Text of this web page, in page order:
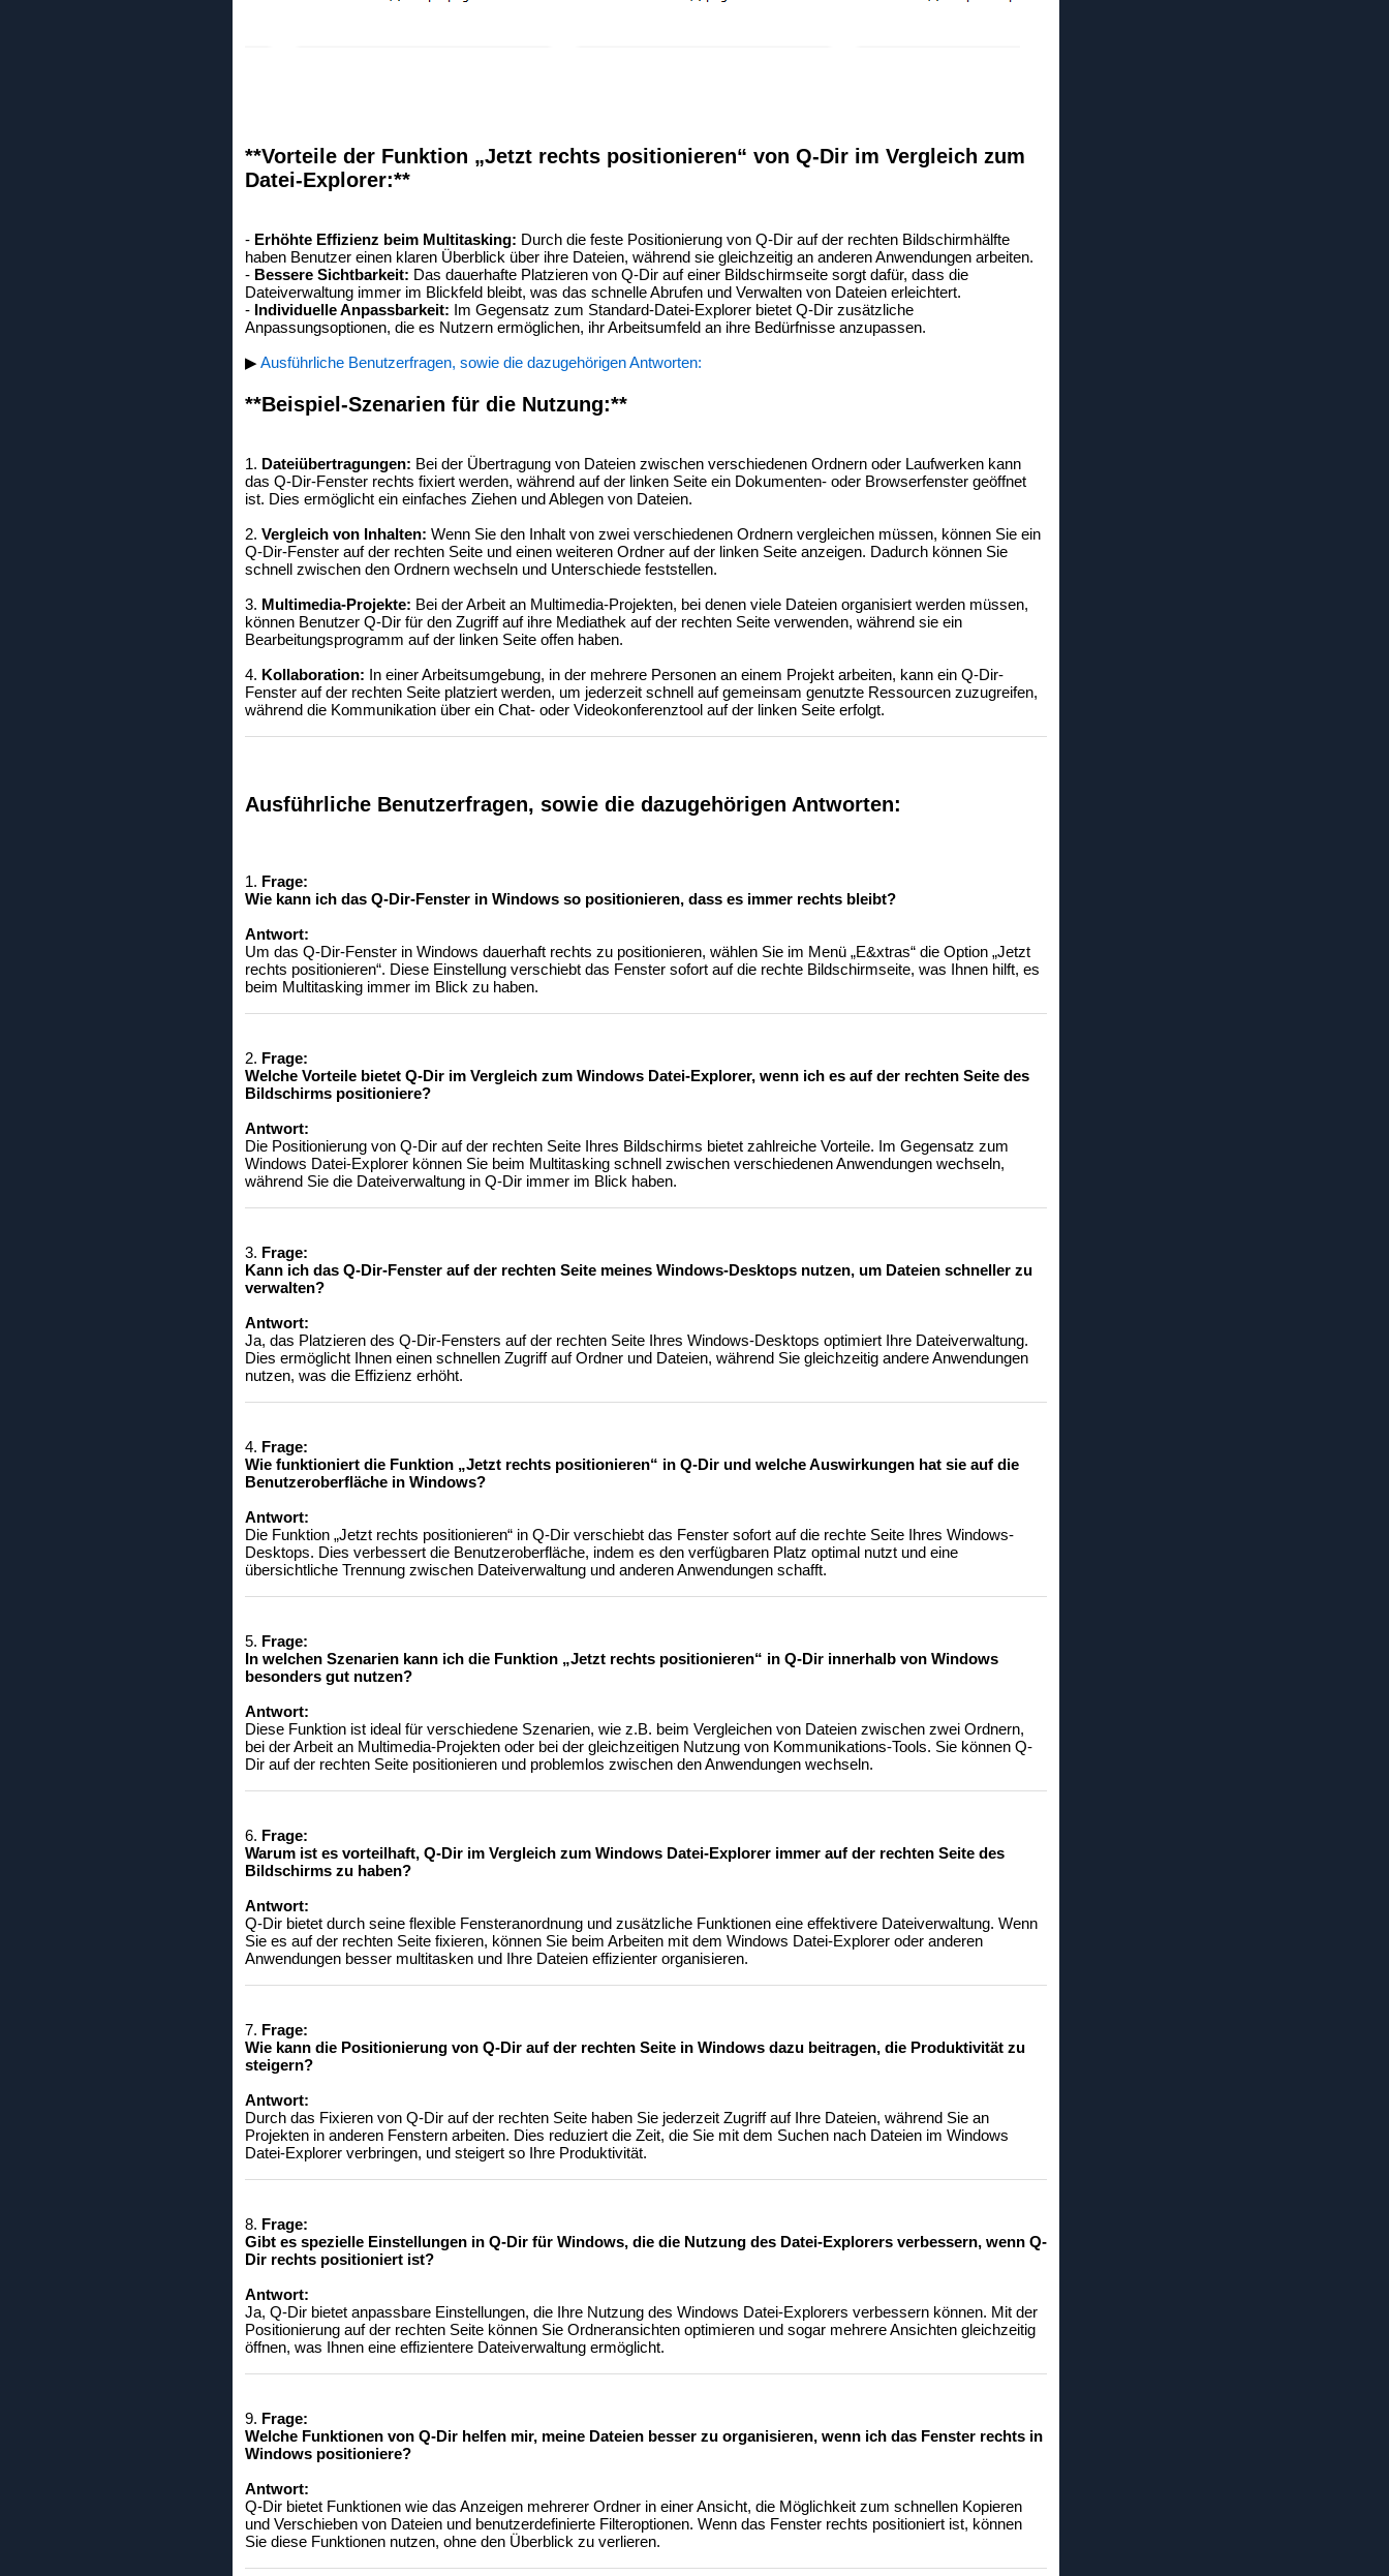
**Vorteile der Funktion „Jetzt rechts positionieren“ von Q-Dir im Vergleich zum
Datei-Explorer:**
- Erhöhte Effizienz beim Multitasking: Durch die feste Positionierung von Q-Dir auf der rechten Bildschirmhälfte
haben Benutzer einen klaren Überblick über ihre Dateien, während sie gleichzeitig an anderen Anwendungen arbeiten.
- Bessere Sichtbarkeit: Das dauerhafte Platzieren von Q-Dir auf einer Bildschirmseite sorgt dafür, dass die
Dateiverwaltung immer im Blickfeld bleibt, was das schnelle Abrufen und Verwalten von Dateien erleichtert.
- Individuelle Anpassbarkeit: Im Gegensatz zum Standard-Datei-Explorer bietet Q-Dir zusätzliche
Anpassungsoptionen, die es Nutzern ermöglichen, ihr Arbeitsumfeld an ihre Bedürfnisse anzupassen.
▶Ausführliche Benutzerfragen, sowie die dazugehörigen Antworten:
**Beispiel-Szenarien für die Nutzung:**
1. Dateiübertragungen: Bei der Übertragung von Dateien zwischen verschiedenen Ordnern oder Laufwerken kann
das Q-Dir-Fenster rechts fixiert werden, während auf der linken Seite ein Dokumenten- oder Browserfenster geöffnet
ist. Dies ermöglicht ein einfaches Ziehen und Ablegen von Dateien.
2. Vergleich von Inhalten: Wenn Sie den Inhalt von zwei verschiedenen Ordnern vergleichen müssen, können Sie ein
Q-Dir-Fenster auf der rechten Seite und einen weiteren Ordner auf der linken Seite anzeigen. Dadurch können Sie
schnell zwischen den Ordnern wechseln und Unterschiede feststellen.
3. Multimedia-Projekte: Bei der Arbeit an Multimedia-Projekten, bei denen viele Dateien organisiert werden müssen,
können Benutzer Q-Dir für den Zugriff auf ihre Mediathek auf der rechten Seite verwenden, während sie ein
Bearbeitungsprogramm auf der linken Seite offen haben.
4. Kollaboration: In einer Arbeitsumgebung, in der mehrere Personen an einem Projekt arbeiten, kann ein Q-Dir-
Fenster auf der rechten Seite platziert werden, um jederzeit schnell auf gemeinsam genutzte Ressourcen zuzugreifen,
während die Kommunikation über ein Chat- oder Videokonferenztool auf der linken Seite erfolgt.
Ausführliche Benutzerfragen, sowie die dazugehörigen Antworten:
1. Frage:
Wie kann ich das Q-Dir-Fenster in Windows so positionieren, dass es immer rechts bleibt?
Antwort:
Um das Q-Dir-Fenster in Windows dauerhaft rechts zu positionieren, wählen Sie im Menü „E&xtras“ die Option „Jetzt
rechts positionieren“. Diese Einstellung verschiebt das Fenster sofort auf die rechte Bildschirmseite, was Ihnen hilft, es
beim Multitasking immer im Blick zu haben.
2. Frage:
Welche Vorteile bietet Q-Dir im Vergleich zum Windows Datei-Explorer, wenn ich es auf der rechten Seite des
Bildschirms positioniere?
Antwort:
Die Positionierung von Q-Dir auf der rechten Seite Ihres Bildschirms bietet zahlreiche Vorteile. Im Gegensatz zum
Windows Datei-Explorer können Sie beim Multitasking schnell zwischen verschiedenen Anwendungen wechseln,
während Sie die Dateiverwaltung in Q-Dir immer im Blick haben.
3. Frage:
Kann ich das Q-Dir-Fenster auf der rechten Seite meines Windows-Desktops nutzen, um Dateien schneller zu
verwalten?
Antwort:
Ja, das Platzieren des Q-Dir-Fensters auf der rechten Seite Ihres Windows-Desktops optimiert Ihre Dateiverwaltung.
Dies ermöglicht Ihnen einen schnellen Zugriff auf Ordner und Dateien, während Sie gleichzeitig andere Anwendungen
nutzen, was die Effizienz erhöht.
4. Frage:
Wie funktioniert die Funktion „Jetzt rechts positionieren“ in Q-Dir und welche Auswirkungen hat sie auf die
Benutzeroberfläche in Windows?
Antwort:
Die Funktion „Jetzt rechts positionieren“ in Q-Dir verschiebt das Fenster sofort auf die rechte Seite Ihres Windows-
Desktops. Dies verbessert die Benutzeroberfläche, indem es den verfügbaren Platz optimal nutzt und eine
übersichtliche Trennung zwischen Dateiverwaltung und anderen Anwendungen schafft.
5. Frage:
In welchen Szenarien kann ich die Funktion „Jetzt rechts positionieren“ in Q-Dir innerhalb von Windows
besonders gut nutzen?
Antwort:
Diese Funktion ist ideal für verschiedene Szenarien, wie z.B. beim Vergleichen von Dateien zwischen zwei Ordnern,
bei der Arbeit an Multimedia-Projekten oder bei der gleichzeitigen Nutzung von Kommunikations-Tools. Sie können Q-
Dir auf der rechten Seite positionieren und problemlos zwischen den Anwendungen wechseln.
6. Frage:
Warum ist es vorteilhaft, Q-Dir im Vergleich zum Windows Datei-Explorer immer auf der rechten Seite des
Bildschirms zu haben?
Antwort:
Q-Dir bietet durch seine flexible Fensteranordnung und zusätzliche Funktionen eine effektivere Dateiverwaltung. Wenn
Sie es auf der rechten Seite fixieren, können Sie beim Arbeiten mit dem Windows Datei-Explorer oder anderen
Anwendungen besser multitasken und Ihre Dateien effizienter organisieren.
7. Frage:
Wie kann die Positionierung von Q-Dir auf der rechten Seite in Windows dazu beitragen, die Produktivität zu
steigern?
Antwort:
Durch das Fixieren von Q-Dir auf der rechten Seite haben Sie jederzeit Zugriff auf Ihre Dateien, während Sie an
Projekten in anderen Fenstern arbeiten. Dies reduziert die Zeit, die Sie mit dem Suchen nach Dateien im Windows
Datei-Explorer verbringen, und steigert so Ihre Produktivität.
8. Frage:
Gibt es spezielle Einstellungen in Q-Dir für Windows, die die Nutzung des Datei-Explorers verbessern, wenn Q-
Dir rechts positioniert ist?
Antwort:
Ja, Q-Dir bietet anpassbare Einstellungen, die Ihre Nutzung des Windows Datei-Explorers verbessern können. Mit der
Positionierung auf der rechten Seite können Sie Ordneransichten optimieren und sogar mehrere Ansichten gleichzeitig
öffnen, was Ihnen eine effizientere Dateiverwaltung ermöglicht.
9. Frage:
Welche Funktionen von Q-Dir helfen mir, meine Dateien besser zu organisieren, wenn ich das Fenster rechts in
Windows positioniere?
Antwort:
Q-Dir bietet Funktionen wie das Anzeigen mehrerer Ordner in einer Ansicht, die Möglichkeit zum schnellen Kopieren
und Verschieben von Dateien und benutzerdefinierte Filteroptionen. Wenn das Fenster rechts positioniert ist, können
Sie diese Funktionen nutzen, ohne den Überblick zu verlieren.